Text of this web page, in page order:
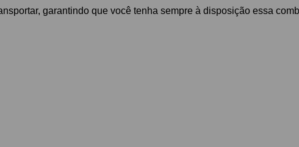
garantindo que você tenha sempre à disposição essa